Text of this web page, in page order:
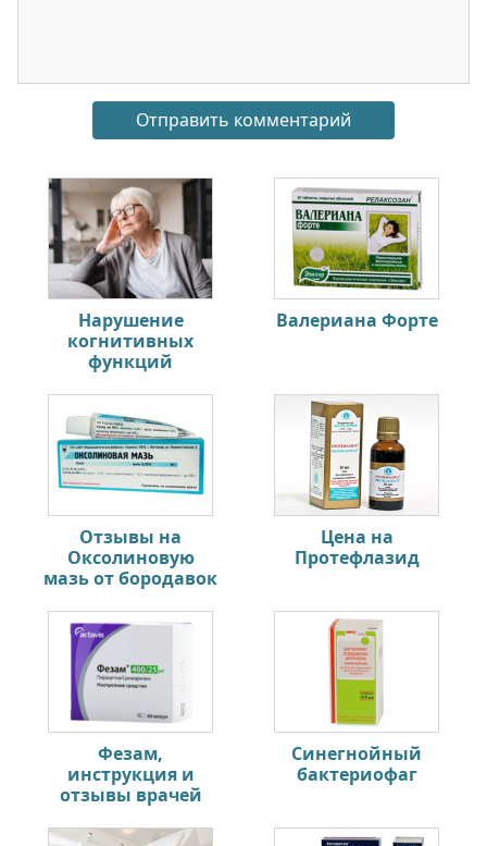
Нарушение
когнитивных
функций
Валериана Форте
Отзывы на
Оксолиновую
мазь от бородавок
Цена на
Протефлазид
Фезам,
инструкция и
отзывы врачей
Синегнойный
бактериофаг